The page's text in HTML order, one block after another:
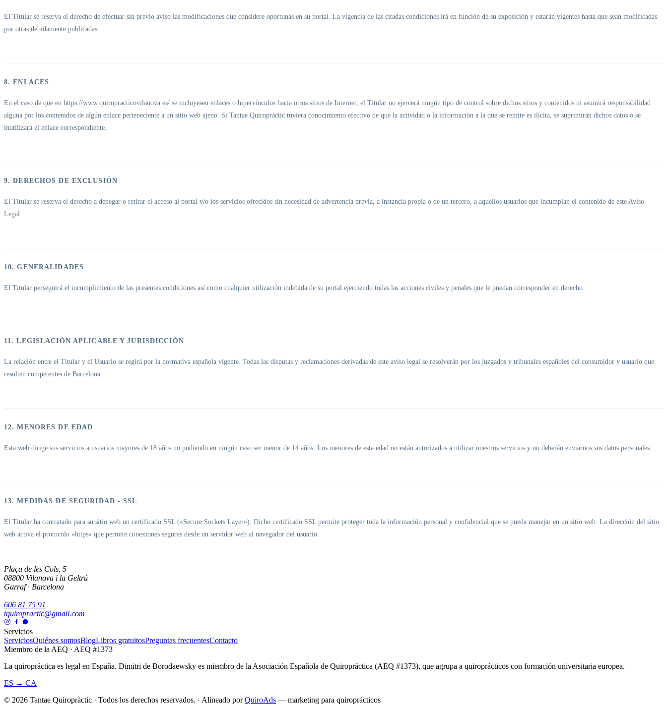
El Titular se reserva el derecho de efectuar sin previo aviso las modificaciones que considere oportunas en su portal. La vigencia de las citadas condiciones irá en función de su exposición y estarán vigentes hasta que sean modificadas
por otras debidamente publicadas.
8. ENLACES
En el caso de que en https://www.quiropracticovilanova.es/ se incluyesen enlaces o hipervínculos hacia otros sitios de Internet, el Titular no ejercerá ningún tipo de control sobre dichos sitios y contenidos ni asumirá responsabilidad
alguna por los contenidos de algún enlace perteneciente a un sitio web ajeno. Si Tantae Quiropràctic tuviera conocimiento efectivo de que la actividad o la información a la que se remite es ilícita, se suprimirán dichos datos o se
inutilizará el enlace correspondiente.
9. DERECHOS DE EXCLUSIÓN
El Titular se reserva el derecho a denegar o retirar el acceso al portal y/o los servicios ofrecidos sin necesidad de advertencia previa, a instancia propia o de un tercero, a aquellos usuarios que incumplan el contenido de este Aviso
Legal.
10. GENERALIDADES
El Titular perseguirá el incumplimiento de las presentes condiciones así como cualquier utilización indebida de su portal ejerciendo todas las acciones civiles y penales que le puedan corresponder en derecho.
11. LEGISLACIÓN APLICABLE Y JURISDICCIÓN
La relación entre el Titular y el Usuario se regirá por la normativa española vigente. Todas las disputas y reclamaciones derivadas de este aviso legal se resolverán por los juzgados y tribunales españoles del consumidor y usuario que
resulten competentes de Barcelona.
12. MENORES DE EDAD
Esta web dirige sus servicios a usuarios mayores de 18 años no pudiendo en ningún caso ser menor de 14 años. Los menores de esta edad no están autorizados a utilizar nuestros servicios y no deberán enviarnos sus datos personales.
13. MEDIDAS DE SEGURIDAD - SSL
El Titular ha contratado para su sitio web un certificado SSL («Secure Sockets Layer»). Dicho certificado SSL permite proteger toda la información personal y confidencial que se pueda manejar en un sitio web. La dirección del sitio
web activa el protocolo «https» que permite conexiones seguras desde un servidor web al navegador del usuario.
Plaça de les Cols, 5
08800 Vilanova i la Geltrú
Garraf · Barcelona
606 81 75 91
tquiropractic@gmail.com
Servicios
ServiciosQuiénes somosBlogLibros gratuitosPreguntas frecuentesContacto
Miembro de la AEQ · AEQ #1373
La quiropráctica es legal en España. Dimitri de Borodaewsky es miembro de la Asociación Española de Quiropráctica (AEQ #1373), que agrupa a quiroprácticos con formación universitaria europea.
ES → CA
© 2026 Tantae Quiropràctic · Todos los derechos reservados. · Alineado porQuiroAds — marketing para quiroprácticos